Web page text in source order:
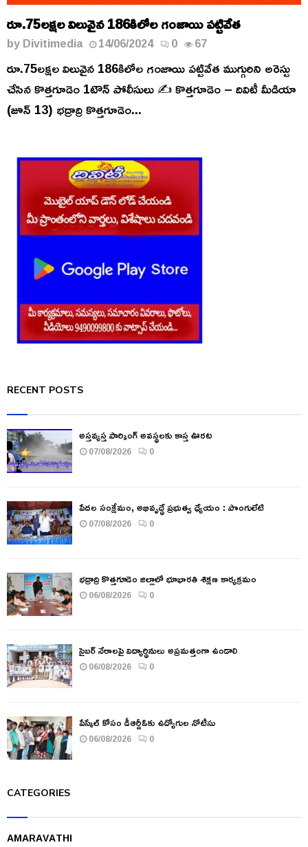
రూ.75లక్షల విలువైన 186కిలోల గంజాయి పట్టివేత
byDivitimedia 14/06/2024 0 67
రూ.75లక్షల విలువైన 186కిలోల గంజాయి పట్టివేత ముగ్గురిని అరెస్టు
చేసిన కొత్తగూడెం 1టౌన్ పోలీసులు ✍️ కొత్తగూడెం – దివిటీ మీడియా
(జూన్ 13) భద్రాద్రి కొత్తగూడెం...
RECENT POSTS
అస్తవ్యస్త పార్కింగ్ అవస్థలకు కాస్త ఊరట
07/08/2026 0
పేదల సంక్షేమం, అభివృద్ధే ప్రభుత్వ ధ్యేయం : పొంగులేటి
07/08/2026 0
భద్రాద్రి కొత్తగూడెం జిల్లాలో భూభారతి శిక్షణ కార్యక్రమం
06/08/2026 0
సైబర్ నేరాలపై విద్యార్థినులు అప్రమత్తంగా ఉండాలి
06/08/2026 0
పేస్కేల్ కోసం డీఆర్డీఓకు ఉద్యోగుల నోటీసు
06/08/2026 0
CATEGORIES
AMARAVATHI